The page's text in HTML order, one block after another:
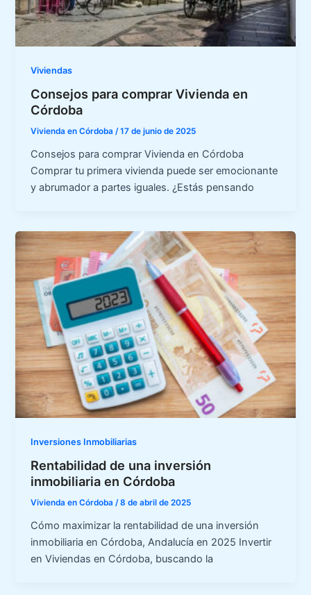
Viviendas
Consejos para comprar Vivienda en
Córdoba
Vivienda en Córdoba/17 de junio de 2025
Consejos para comprar Vivienda en Córdoba
Comprar tu primera vivienda puede ser emocionante
y abrumador a partes iguales. ¿Estás pensando
Inversiones Inmobiliarias
Rentabilidad de una inversión
inmobiliaria en Córdoba
Vivienda en Córdoba/8 de abril de 2025
Cómo maximizar la rentabilidad de una inversión
inmobiliaria en Córdoba, Andalucía en 2025 Invertir
en Viviendas en Córdoba, buscando la